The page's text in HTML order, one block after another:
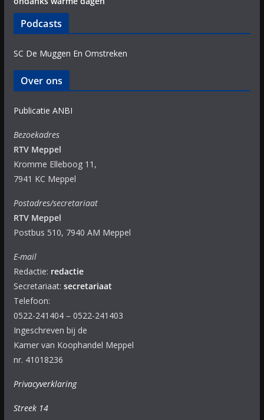
Podcasts
SC De Muggen En Omstreken
Over ons
Publicatie ANBI
Bezoekadres
RTV Meppel
Kromme Elleboog 11,
7941 KC Meppel
Postadres/secretariaat
RTV Meppel
Postbus 510, 7940 AM Meppel
E-mail
Redactie: redactie
Secretariaat: secretariaat
Telefoon:
0522-241404 – 0522-241403
Ingeschreven bij de
Kamer van Koophandel Meppel
nr. 41018236
Privacyverklaring
Streek 14